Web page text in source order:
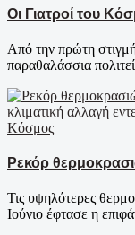
Οι Γιατροί του
Από την πρώτη
παραθαλάσσια
Κόσμος
Ρεκόρ
Τις υψηλότερες
Ιούνιο έφτασε η